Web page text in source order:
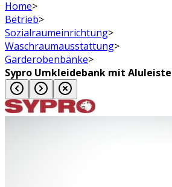
Home>
Betrieb>
Sozialraumeinrichtung>
Waschraumausstattung>
Garderobenbänke>
Sypro Umkleidebank mit